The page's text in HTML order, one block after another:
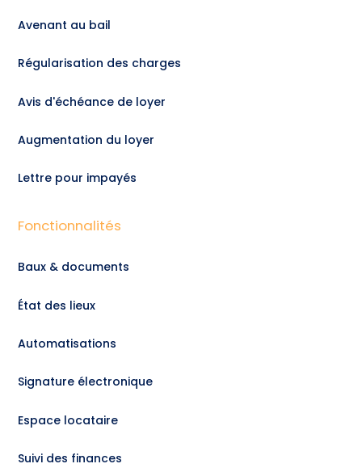
Avenant au bail
Régularisation des charges
Avis d'échéance de loyer
Augmentation du loyer
Lettre pour impayés
Fonctionnalités
Baux & documents
État des lieux
Automatisations
Signature électronique
Espace locataire
Suivi des finances